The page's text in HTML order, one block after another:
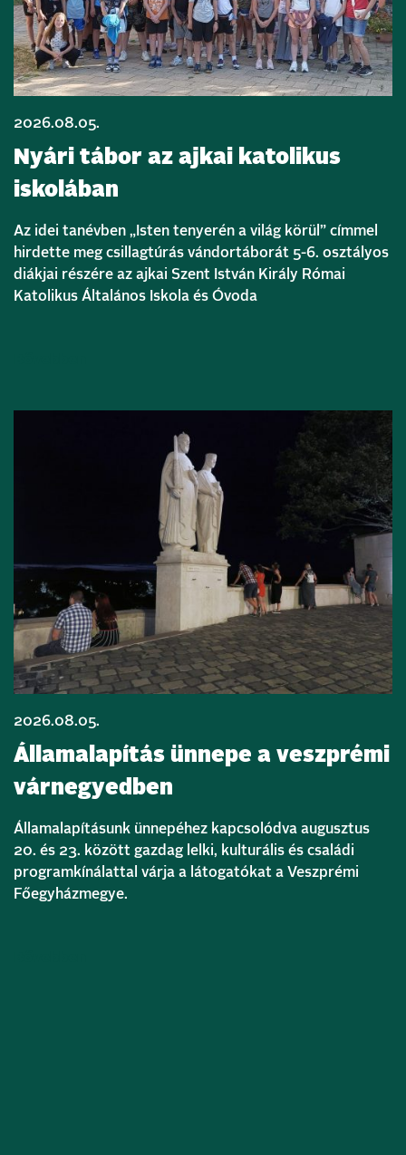
2026.08.05.
Nyári tábor az ajkai katolikus
iskolában
Az idei tanévben „Isten tenyerén a világ körül” címmel
hirdette meg csillagtúrás vándortáborát 5-6. osztályos
diákjai részére az ajkai Szent István Király Római
Katolikus Általános Iskola és Óvoda
2026.08.05.
Államalapítás ünnepe a veszprémi
várnegyedben
Államalapításunk ünnepéhez kapcsolódva augusztus
20. és 23. között gazdag lelki, kulturális és családi
programkínálattal várja a látogatókat a Veszprémi
Főegyházmegye.